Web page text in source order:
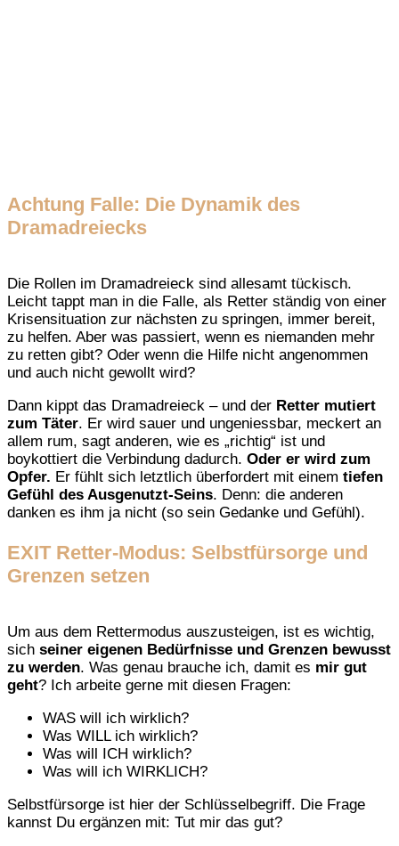
Achtung Falle: Die Dynamik des
Dramadreiecks
Die Rollen im Dramadreieck sind allesamt tückisch.
Leicht tappt man in die Falle, als Retter ständig von einer
Krisensituation zur nächsten zu springen, immer bereit,
zu helfen. Aber was passiert, wenn es niemanden mehr
zu retten gibt? Oder wenn die Hilfe nicht angenommen
und auch nicht gewollt wird?
Dann kippt das Dramadreieck – und der Retter mutiert
zum Täter. Er wird sauer und ungeniessbar, meckert an
allem rum, sagt anderen, wie es „richtig“ ist und
boykottiert die Verbindung dadurch. Oder er wird zum
Opfer. Er fühlt sich letztlich überfordert mit einem tiefen
Gefühl des Ausgenutzt-Seins. Denn: die anderen
danken es ihm ja nicht (so sein Gedanke und Gefühl).
EXIT Retter-Modus: Selbstfürsorge und
Grenzen setzen
Um aus dem Rettermodus auszusteigen, ist es wichtig,
sich seiner eigenen Bedürfnisse und Grenzen bewusst
zu werden. Was genau brauche ich, damit es mir gut
geht? Ich arbeite gerne mit diesen Fragen:
WAS will ich wirklich?
Was WILL ich wirklich?
Was will ICH wirklich?
Was will ich WIRKLICH?
Selbstfürsorge ist hier der Schlüsselbegriff. Die Frage
kannst Du ergänzen mit: Tut mir das gut?